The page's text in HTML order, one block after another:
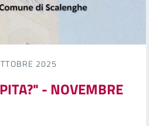
2025
- NOVEMBRE